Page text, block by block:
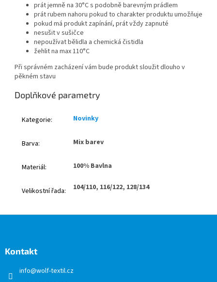
prát jemně na 30°C s podobně barevným prádlem
prát rubem nahoru pokud to charakter produktu umožňuje
pokud má produkt zapínání, prát vždy zapnuté
nesušit v sušičce
nepoužívat bělidla a chemická čistidla
žehlit na max 110°C
Při správném zacházení vám bude produkt sloužit dlouho v
pěkném stavu
Doplňkové parametry
Kategorie: Novinky
Barva: Mix barev
Materiál: 100% Bavlna
Velikostní řada: 104/110, 116/122, 128/134
Kontakt
info@wolf-textil.cz